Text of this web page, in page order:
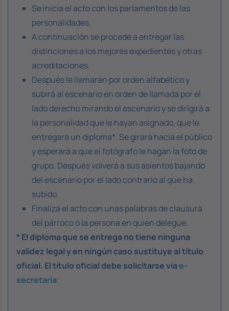
Se inicia el acto con los parlamentos de las
personalidades.
A continuación se procede a entregar las
distinciones a los mejores expedientes y otras
acreditaciones.
Después le llamarán por orden alfabético y
subirá al escenario en orden de llamada por el
lado derecho mirando el escenario y se dirigirá a
la personalidad que le hayan asignado, que le
entregará un diploma*. Se girará hacia el público
y esperará a que el fotógrafo le hagan la foto de
grupo. Después volverá a sus asientos bajando
del escenario por el lado contrario al que ha
subido.
Finaliza el acto con unas palabras de clausura
del párroco o la persona en quien delegue.
* El diploma que se entrega no tiene ninguna
validez legal y en ningún caso sustituye al título
oficial. El título oficial debe solicitarse víae-
secretaria.